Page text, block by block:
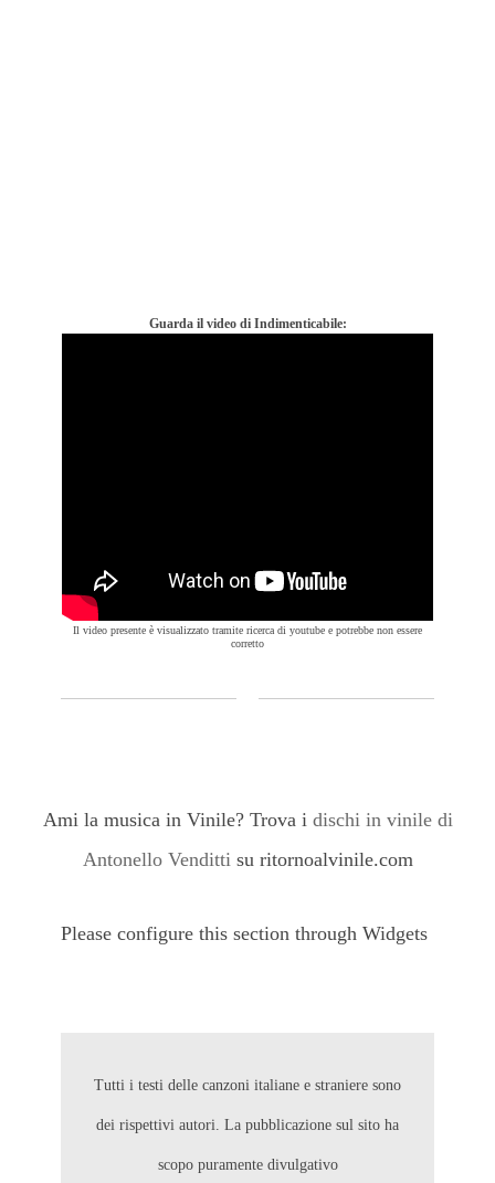
Guarda il video di Indimenticabile:
Il video presente è visualizzato tramite ricerca di youtube e potrebbe non essere
corretto
Ami la musica in Vinile? Trova i dischi in vinile di
Antonello Venditti su ritornoalvinile.com
Please configure this section through Widgets
Tutti i testi delle canzoni italiane e straniere sono
dei rispettivi autori. La pubblicazione sul sito ha
scopo puramente divulgativo